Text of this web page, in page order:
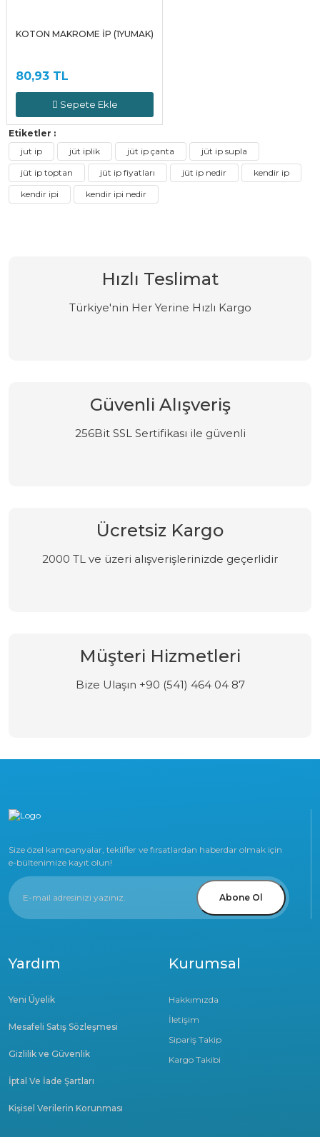
KOTON MAKROME İP (1YUMAK)
80,93 TL
Sepete Ekle
Etiketler :
jut ip
jüt iplik jüt ip çanta
jüt ip supla
jüt ip toptan
jüt ip fiyatları jüt ip nedir
kendir ip
kendir ipi
kendir ipi nedir
Hızlı Teslimat
Türkiye'nin Her Yerine Hızlı Kargo
Güvenli Alışveriş
256Bit SSL Sertifikası ile güvenli
Ücretsiz Kargo
2000 TL ve üzeri alışverişlerinizde geçerlidir
Müşteri Hizmetleri
Bize Ulaşın +90 (541) 464 04 87
Size özel kampanyalar, teklifler ve fırsatlardan haberdar olmak için
e-bültenimize kayıt olun!
Abone Ol
Kurumsal
Hakkımızda
İletişim
Sipariş Takip
Kargo Takibi
Yardım
Yeni Üyelik
Mesafeli Satış Sözleşmesi
Gizlilik ve Güvenlik
İptal Ve İade Şartları
Kişisel Verilerin Korunması